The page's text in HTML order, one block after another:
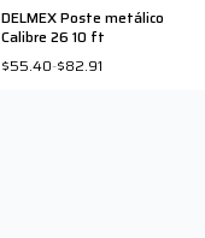
DELMEX Poste metálico
Calibre 26 10 ft
$55.40-$82.91